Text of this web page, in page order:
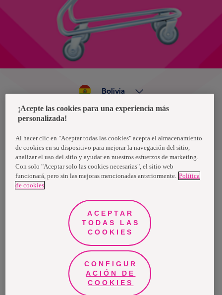
Política de privacidad de datos
Bolivia
Nosotras, una marca de Essity - una compañía global líder en
higiene y salud. Cada día, mil millones de personas, en todo el
propósito es romper barreras por el bienestar en beneficio de
consumidores, pacientes, cuidadores, clientes y la sociedad en
general. Vendemos en aproximadamente 150 países bajo las
principales marcas globales TENA y Tork, así como otras marcas
como Actimove, Cutimed, JOBST, Knix, Leukoplast, Libero, Libresse,
Lotus, Modibodi, Nosotras, Saba, Tempo, TOM Organic y Zewa. En
2024, Essity tuvo ventas de aproximadamente 13 mil millones de
euros y empleó a 36,000 personas. La sede de la compañía está
ubicada en Estocolmo, Suecia, y Essity cotiza en Nasdaq Estocolmo.
Más información enwww.essity.com.
¡Acepte las cookies para una experiencia más
personalizada!
Al hacer clic en "Aceptar todas las cookies" acepta el almacenamiento
de cookies en su dispositivo para mejorar la navegación del sitio,
analizar el uso del sitio y ayudar en nuestros esfuerzos de marketing.
Con solo "Aceptar solo las cookies necesarias", el sitio web
funcionará, pero sin las mejoras mencionadas anteriormente. Política
de cookies
ACEPTAR
TODAS LAS
COOKIES
CONFIGUR
ACIÓN DE
COOKIES